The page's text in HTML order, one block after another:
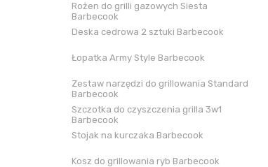
Rożen do grilli gazowych Siesta
Barbecook
Deska cedrowa 2 sztuki Barbecook
Łopatka Army Style Barbecook
Zestaw narzędzi do grillowania Standard
Barbecook
Szczotka do czyszczenia grilla 3w1
Barbecook
Stojak na kurczaka Barbecook
Kosz do grillowania ryb Barbecook